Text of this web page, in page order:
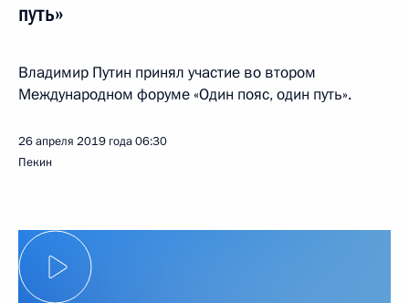
путь»
Владимир Путин принял участие во втором
Международном форуме «Один пояс, один путь».
26 апреля 2019 года06:30
Пекин